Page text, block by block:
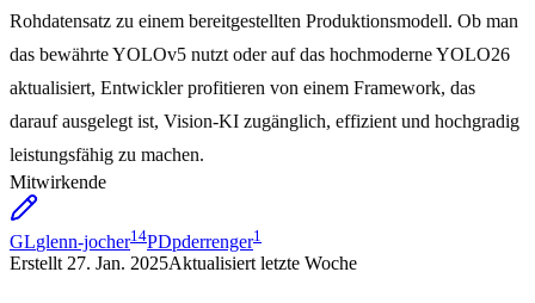
Rohdatensatz zu einem bereitgestellten Produktionsmodell. Ob man
das bewährte YOLOv5 nutzt oder auf das hochmoderne YOLO26
aktualisiert, Entwickler profitieren von einem Framework, das
darauf ausgelegt ist, Vision-KI zugänglich, effizient und hochgradig
leistungsfähig zu machen.
Mitwirkende
GLglenn-jocher14PDpderrenger1
Erstellt 27. Jan. 2025Aktualisiert letzte Woche